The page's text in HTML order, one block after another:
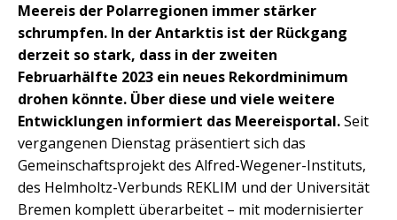
Meereis der Polarregionen immer stärker
schrumpfen. In der Antarktis ist der Rückgang
derzeit so stark, dass in der zweiten
Februarhälfte 2023 ein neues Rekordminimum
drohen könnte. Über diese und viele weitere
Entwicklungen informiert das Meereisportal.Seit
vergangenen Dienstag präsentiert sich das
Gemeinschaftsprojekt des Alfred-Wegener-Instituts,
des Helmholtz-Verbunds REKLIM und der Universität
Bremen komplett überarbeitet – mit modernisierter